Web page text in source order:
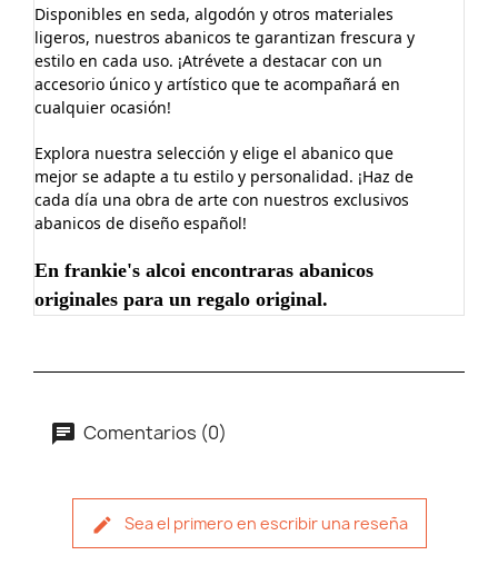
Disponibles en seda, algodón y otros materiales
ligeros, nuestros abanicos te garantizan frescura y
estilo en cada uso. ¡Atrévete a destacar con un
accesorio único y artístico que te acompañará en
cualquier ocasión!
Explora nuestra selección y elige el abanico que
mejor se adapte a tu estilo y personalidad. ¡Haz de
cada día una obra de arte con nuestros exclusivos
abanicos de diseño español!
En frankie's alcoi encontraras abanicos
originales para un regalo original.
Comentarios (0)
Sea el primero en escribir una reseña